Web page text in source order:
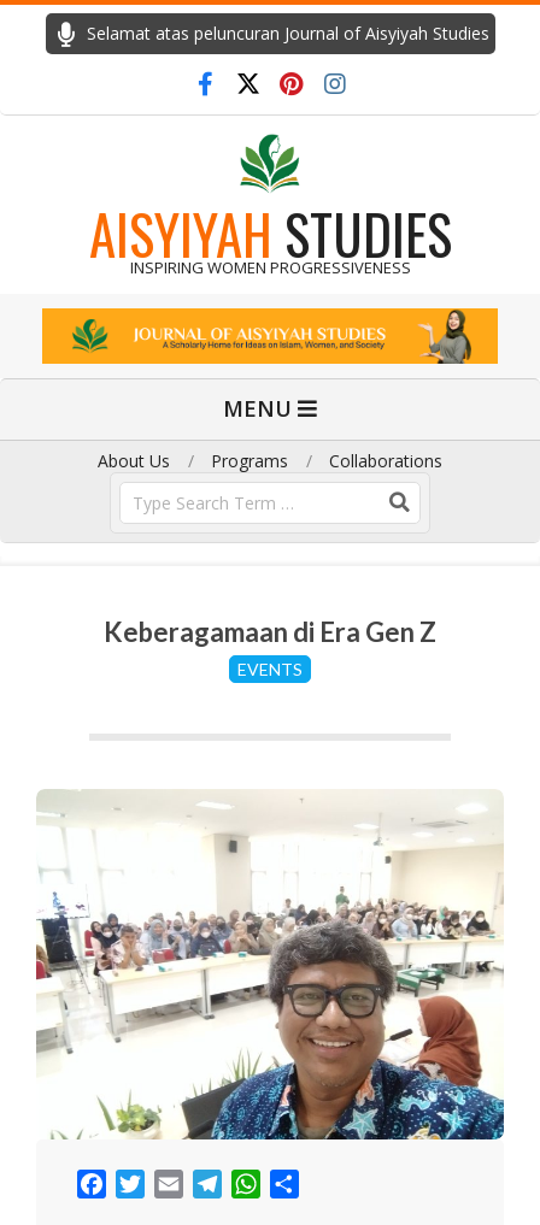
Selamat atas peluncuran Journal of Aisyiyah Studies
AISYIYAH STUDIES
INSPIRING WOMEN PROGRESSIVENESS
Menu
MENU
About Us Programs
Collaborations
Keberagamaan di Era Gen Z
EVENTS
FacebookTwitter
Email TelegramWhatsApp